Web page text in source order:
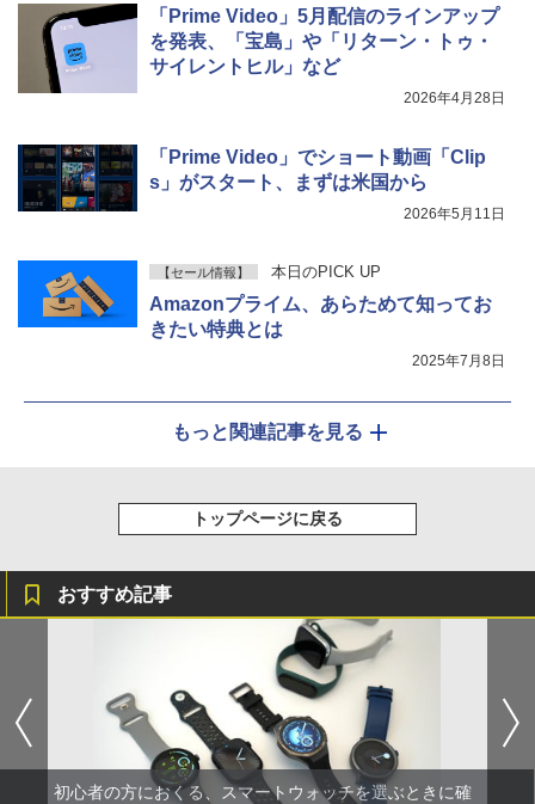
「Prime Video」5月配信のラインアップ
を発表、「宝島」や「リターン・トゥ・
サイレントヒル」など
2026年4月28日
「Prime Video」でショート動画「Clip
s」がスタート、まずは米国から
2026年5月11日
【セール情報】 本日のPICK UP
Amazonプライム、あらためて知ってお
きたい特典とは
2025年7月8日
もっと関連記事を見る
トップページに戻る
おすすめ記事
初心者の方におくる、スマートウォッチを選ぶときに確